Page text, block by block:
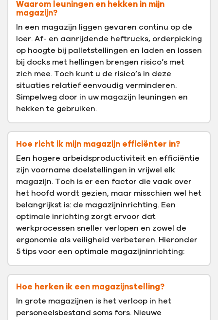
Waarom leuningen en hekken in mijn
magazijn?
In een magazijn liggen gevaren continu op de
loer. Af- en aanrijdende heftrucks, orderpicking
op hoogte bij palletstellingen en laden en lossen
bij docks met hellingen brengen risico’s met
zich mee. Toch kunt u de risico’s in deze
situaties relatief eenvoudig verminderen.
Simpelweg door in uw magazijn leuningen en
hekken te gebruiken.
Hoe richt ik mijn magazijn efficiënter in?
Een hogere arbeidsproductiviteit en efficiëntie
zijn voorname doelstellingen in vrijwel elk
magazijn. Toch is er een factor die vaak over
het hoofd wordt gezien, maar misschien wel het
belangrijkst is: de magazijninrichting. Een
optimale inrichting zorgt ervoor dat
werkprocessen sneller verlopen en zowel de
ergonomie als veiligheid verbeteren. Hieronder
5 tips voor een optimale magazijninrichting:
Hoe herken ik een magazijnstelling?
In grote magazijnen is het verloop in het
personeelsbestand soms fors. Nieuwe